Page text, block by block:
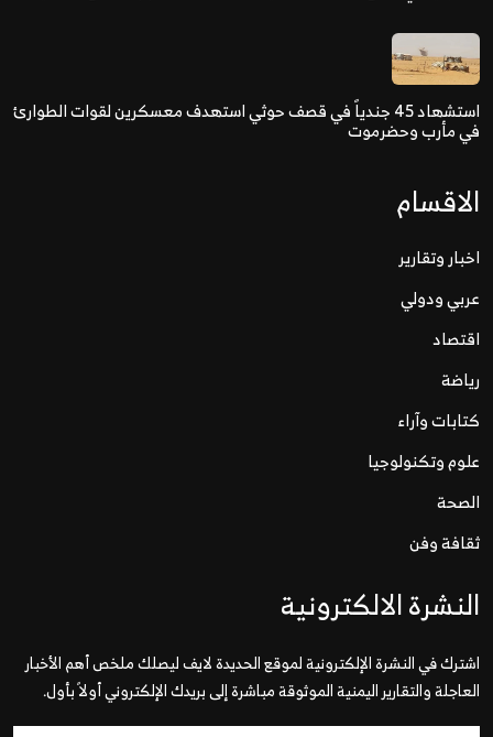
استشهاد 45 جندياً في قصف حوثي استهدف معسكرين لقوات الطوارئ
في مأرب وحضرموت
الاقسام
اخبار وتقارير
عربي ودولي
اقتصاد
رياضة
كتابات وآراء
علوم وتكنولوجيا
الصحة
ثقافة وفن
النشرة الالكترونية
اشترك في النشرة الإلكترونية لموقع الحديدة لايف ليصلك ملخص أهم الأخبار
العاجلة والتقارير اليمنية الموثوقة مباشرة إلى بريدك الإلكتروني أولاً بأول.